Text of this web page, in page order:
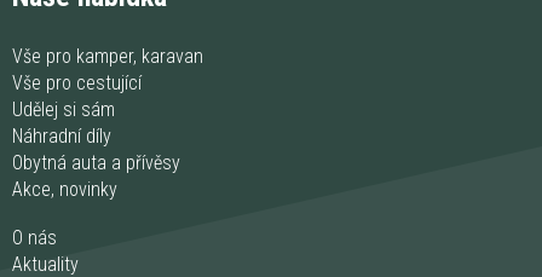
Vše pro kamper, karavan
Vše pro cestující
Udělej si sám
Náhradní díly
Obytná auta a přívěsy
Akce, novinky
O nás
Aktuality